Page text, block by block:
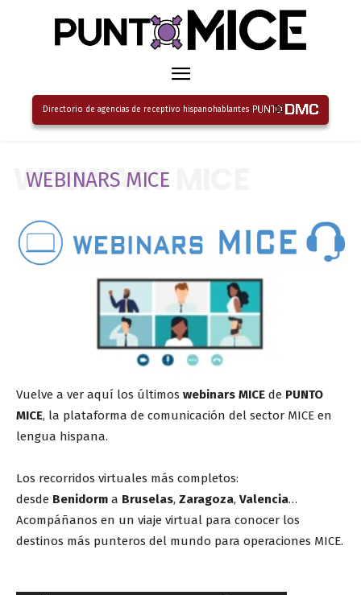
Directorio de agencias de receptivo hispanohablantes
WEBINARS MICE
WEBINARS MICE
Vuelve a ver aquí los últimos webinars MICE de PUNTO
MICE, la plataforma de comunicación del sector MICE en
lengua hispana.
Los recorridos virtuales más completos:
desde Benidorm a Bruselas, Zaragoza, Valencia…
Acompáñanos en un viaje virtual para conocer los
destinos más punteros del mundo para operaciones MICE.